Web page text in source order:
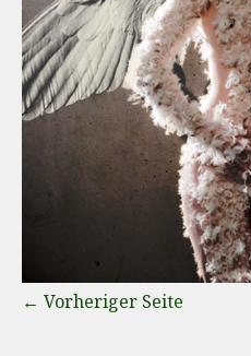
← Vorheriger Seite